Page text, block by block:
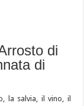
di
di
la salvia, il vino, il